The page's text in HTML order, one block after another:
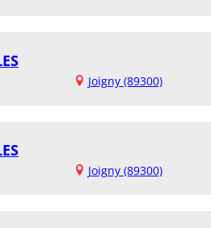
Joigny (89300)
Joigny (89300)